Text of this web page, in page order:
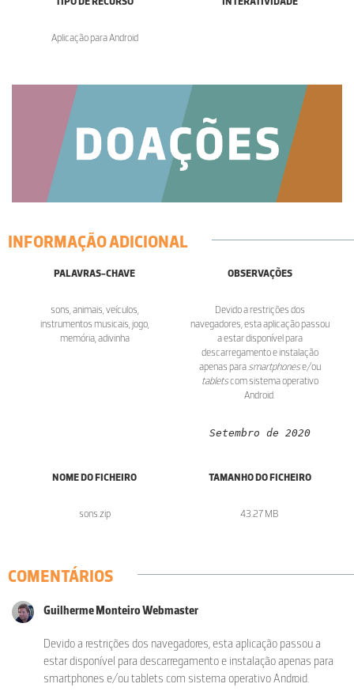
Aplicação para Android
INFORMAÇÃO ADICIONAL
PALAVRAS-CHAVE
sons, animais, veículos,
instrumentos musicais, jogo,
memória, adivinha
OBSERVAÇÕES
Devido a restrições dos
navegadores, esta aplicação passou
a estar disponível para
descarregamento e instalação
apenas para smartphonese/ou
tabletscom sistema operativo
Android.
Setembro de 2020
NOME DO FICHEIRO
sons.zip
TAMANHO DO FICHEIRO
43.27 MB
COMENTÁRIOS
Guilherme Monteiro Webmaster
Devido a restrições dos navegadores, esta aplicação passou a
estar disponível para descarregamento e instalação apenas para
smartphones e/ou tablets com sistema operativo Android.